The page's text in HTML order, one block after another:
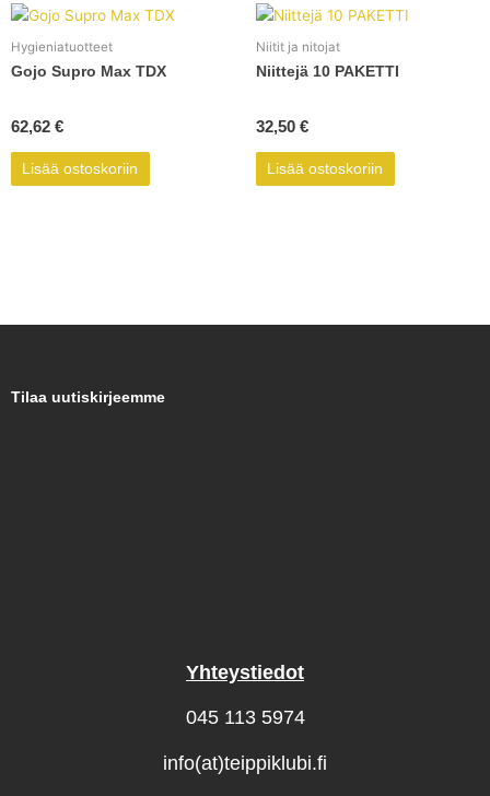
Hygieniatuotteet
Gojo Supro Max TDX
62,62 €
Lisää ostoskoriin
Niitit ja nitojat
Niittejä 10 PAKETTI
32,50 €
Lisää ostoskoriin
Tilaa uutiskirjeemme
Yhteystiedot
045 113 5974
info(at)teippiklubi.fi